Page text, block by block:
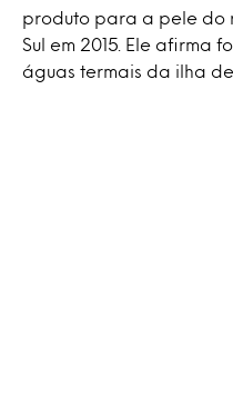
produto para a pele do
Sul em 2015. Ele afirma
águas termais da ilha